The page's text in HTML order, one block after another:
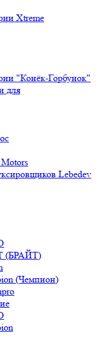
Xtreme
"Конёк-Горбунок"
для
Lebedev
(БРАЙТ)
(Чемпион)